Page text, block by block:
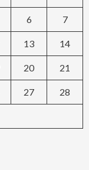
6 7
13 14
20 21
27 28